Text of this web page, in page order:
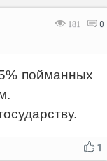
181 0
пойманных
1